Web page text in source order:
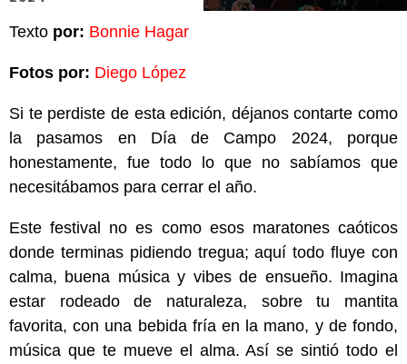
Texto por: Bonnie Hagar
Fotos por: Diego López
Si te perdiste de esta edición, déjanos contarte como
la pasamos en Día de Campo 2024, porque
honestamente, fue todo lo que no sabíamos que
necesitábamos para cerrar el año.
Este festival no es como esos maratones caóticos
donde terminas pidiendo tregua; aquí todo fluye con
calma, buena música y vibes de ensueño. Imagina
estar rodeado de naturaleza, sobre tu mantita
favorita, con una bebida fría en la mano, y de fondo,
música que te mueve el alma. Así se sintió todo el